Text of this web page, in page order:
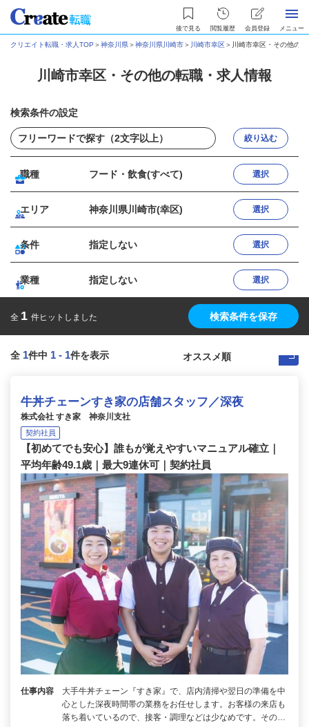
後で見る 閲覧履歴 会員登録 メニュー
クリエイト転職・求人TOP ＞神奈川県＞神奈川県川崎市＞ 川崎市幸区＞ 川崎市幸区・その他の
川崎市幸区・その他の転職・求人情報
検索条件の設定
絞り込む
職種 フード・飲食(すべて) 選択
エリア 神奈川県川崎市(幸区) 選択
条件 指定しない 選択
業種 指定しない 選択
全 1 件ヒットしました 検索条件を保存
全 1件中 1 - 1件を表示
牛丼チェーンすき家の店舗スタッフ／深夜
株式会社 すき家 神奈川支社
契約社員
【初めてでも安心】誰もが覚えやすいマニュアル確立｜
平均年齢49.1歳｜最大9連休可｜契約社員
仕事内容
大手牛丼チェーン『すき家』で、店内清掃や翌日の準備を中
心とした深夜時間帯の業務をお任せします。お客様の来店も
落ち着いているので、接客・調理などは少なめです。その…